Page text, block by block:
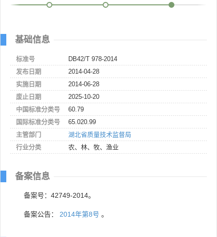
基础信息
标准号
DB42/T 978-2014
发布日期
2014-04-28
实施日期
2014-06-28
废止日期
2025-10-20
中国标准分类号
60.79
国际标准分类号
65.020.99
主管部门
湖北省质量技术监督局
行业分类
农、林、牧、渔业
备案信息
备案号：42749-2014。
备案公告： 2014年第8号 。